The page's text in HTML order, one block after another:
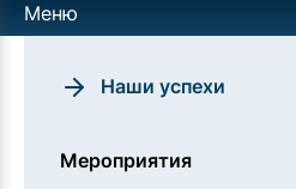
Меню
Наши успехи
Мероприятия